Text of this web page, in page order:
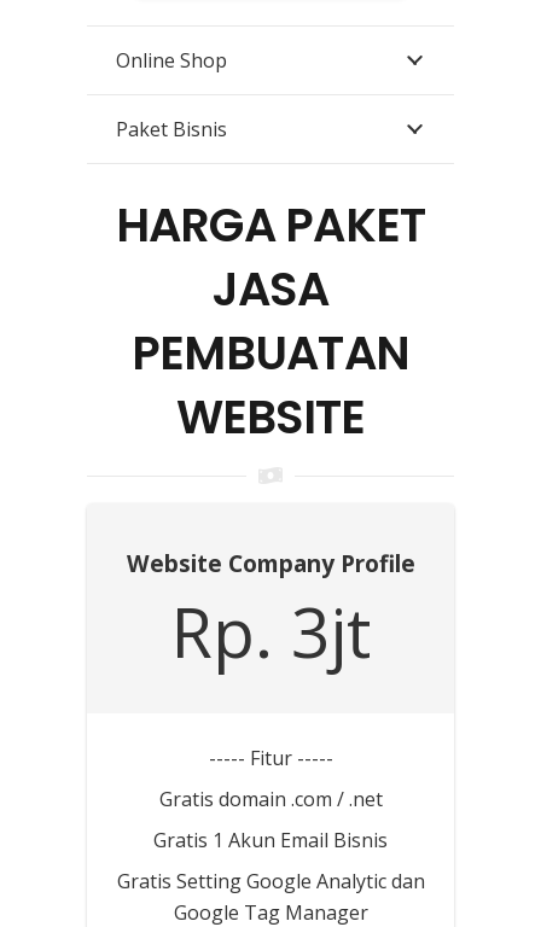
Online Shop
Paket Bisnis
HARGA PAKET
JASA
PEMBUATAN
WEBSITE
Website Company Profile
Rp. 3jt
----- Fitur -----
Gratis domain .com / .net
Gratis 1 Akun Email Bisnis
Gratis Setting Google Analytic dan
Google Tag Manager